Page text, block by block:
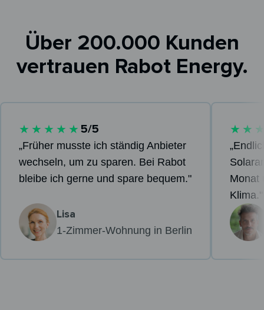
Über 200.000 Kunden
vertrauen Rabot Energy.
★★★★★ 5/5
„Früher musste ich ständig Anbieter
wechseln, um zu sparen. Bei Rabot
bleibe ich gerne und spare bequem."
Lisa
1-Zimmer-Wohnung in Berlin
Monat
Klima."